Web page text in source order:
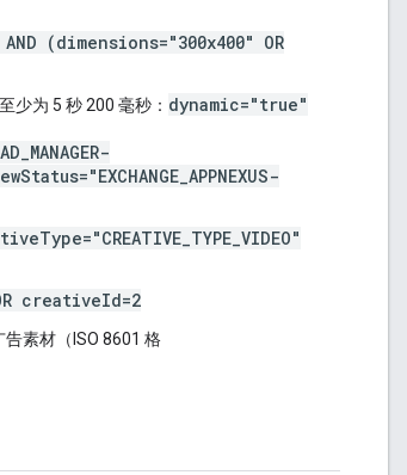
(dimensions="300x400" OR
少为 5 秒 200 毫秒： dynamic="true"
creativeId=2
素材（ISO 8601 格